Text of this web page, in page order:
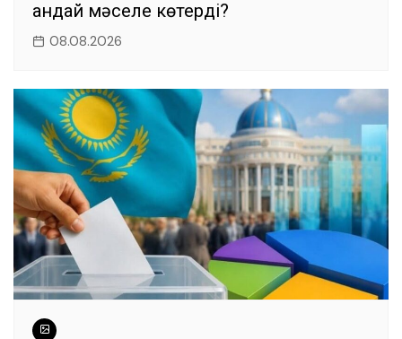
қандай мәселе көтерді?
08.08.2026